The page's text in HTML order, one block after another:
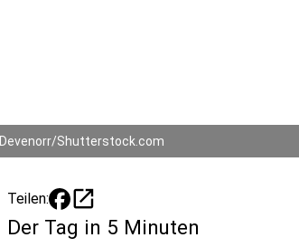
Devenorr/Shutterstock.com
Teilen: open_in_new
Der Tag in 5 Minuten